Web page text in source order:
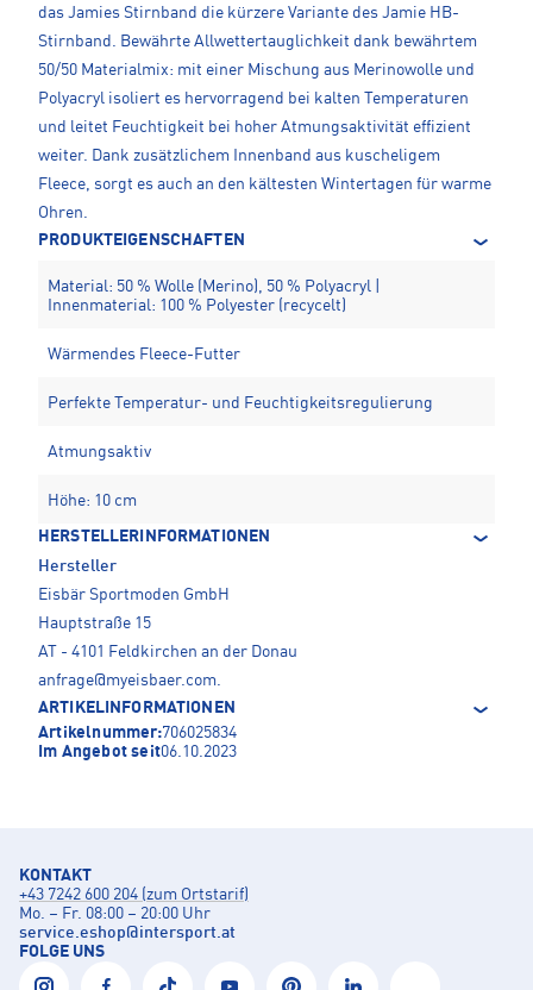
das Jamies Stirnband die kürzere Variante des Jamie HB-
Stirnband. Bewährte Allwettertauglichkeit dank bewährtem
50/50 Materialmix: mit einer Mischung aus Merinowolle und
Polyacryl isoliert es hervorragend bei kalten Temperaturen
und leitet Feuchtigkeit bei hoher Atmungsaktivität effizient
weiter. Dank zusätzlichem Innenband aus kuscheligem
Fleece, sorgt es auch an den kältesten Wintertagen für warme
Ohren.
PRODUKTEIGENSCHAFTEN
Material: 50 % Wolle (Merino), 50 % Polyacryl |
Innenmaterial: 100 % Polyester (recycelt)
Wärmendes Fleece-Futter
Perfekte Temperatur- und Feuchtigkeitsregulierung
Atmungsaktiv
Höhe: 10 cm
HERSTELLERINFORMATIONEN
Hersteller
Eisbär Sportmoden GmbH
Hauptstraße 15
AT - 4101 Feldkirchen an der Donau
anfrage@myeisbaer.com.
ARTIKELINFORMATIONEN
Artikelnummer:706025834
Im Angebot seit06.10.2023
KONTAKT
+43 7242 600 204 (zum Ortstarif)
Mo. – Fr. 08:00 – 20:00 Uhr
service.eshop@intersport.at
FOLGE UNS